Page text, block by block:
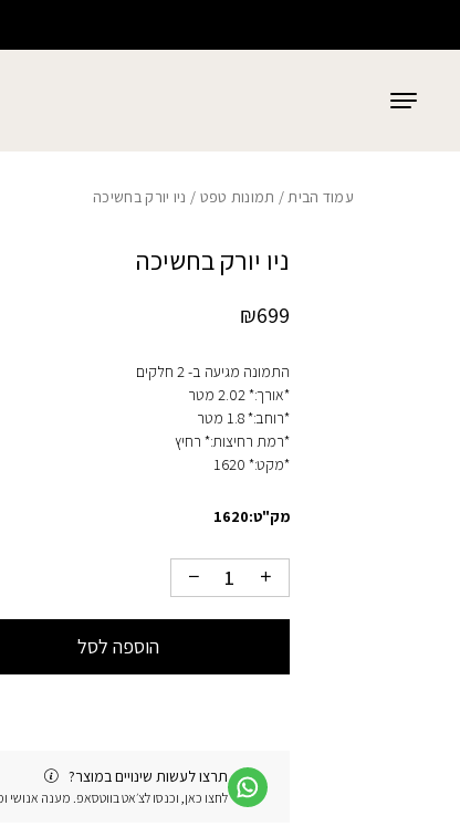
עמוד הבית/ תמונות טפט / ניו יורק בחשיכה
ניו יורק בחשיכה
₪699
התמונה מגיעה ב- 2 חלקים
*אורך:* 2.02 מטר
*רוחב:* 1.8 מטר
*רמת רחיצות:* רחיץ
*מקט:* 1620
מק"ט:1620
הוספה לסל
תרצו לעשות שינויים במוצר?
לחצו כאן, וכנסו לצ׳אט בווטסאפ. מענה אנושי